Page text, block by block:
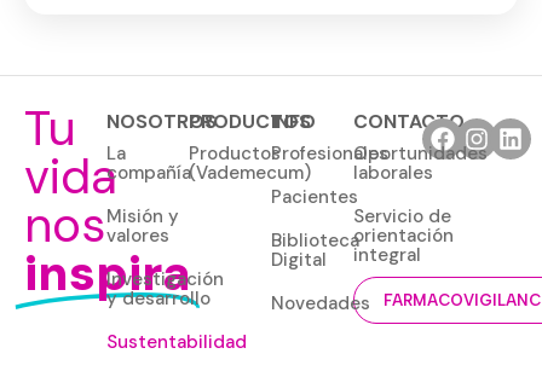
Tu
vida
nos
inspira
NOSOTROS
La
compañía
Misión y
valores
Investigación
y desarrollo
Sustentabilidad
PRODUCTOS
Productos
(Vademecum)
INFO
Profesionales
Pacientes
Biblioteca
Digital
Novedades
CONTACTO
Oportunidades
laborales
Servicio de
orientación
integral